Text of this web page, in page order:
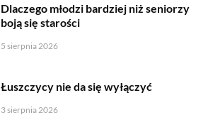
Dlaczego młodzi bardziej niż seniorzy
boją się starości
5 sierpnia 2026
Łuszczycy nie da się wyłączyć
3 sierpnia 2026